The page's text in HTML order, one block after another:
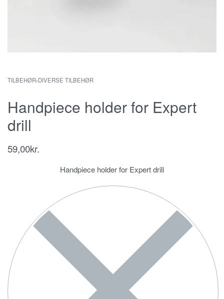
TILBEHØR›DIVERSE TILBEHØR
Handpiece holder for Expert
drill
59,00kr.
Handpiece holder for Expert drill